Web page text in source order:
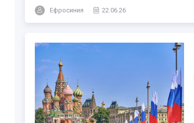
Ефросиния 22.06.26